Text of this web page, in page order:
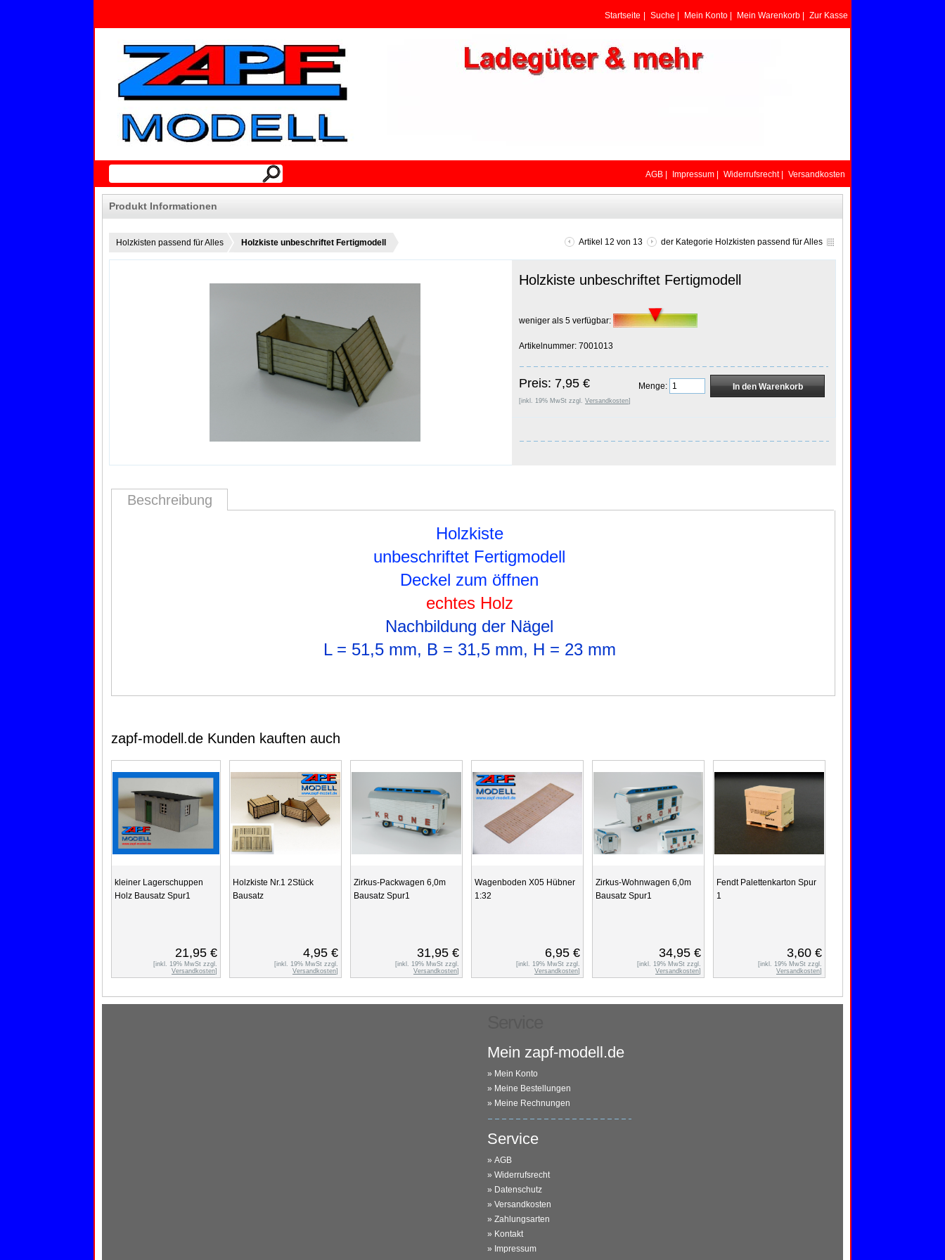
Startseite Suche Mein Konto Mein Warenkorb Zur Kasse
AGB Impressum Widerrufsrecht| Versandkosten
Produkt Informationen
Holzkisten passend für Alles Holzkiste unbeschriftet Fertigmodell Artikel 12 von 13 der Kategorie Holzkisten passend für Alles
Holzkiste unbeschriftet Fertigmodell
weniger als 5 verfügbar:
Artikelnummer: 7001013
Preis: 7,95 €
[inkl. 19% MwSt zzgl. Versandkosten]
Menge:
Beschreibung
Holzkiste
unbeschriftet Fertigmodell
Deckel zum öffnen
echtes Holz
Nachbildung der Nägel
L = 51,5 mm, B = 31,5 mm, H = 23 mm
zapf-modell.de Kunden kauften auch
kleiner Lagerschuppen
Holz Bausatz Spur1
21,95 €
[inkl. 19% MwSt zzgl.
Versandkosten]
Holzkiste Nr.1 2Stück
Bausatz
4,95 €
[inkl. 19% MwSt zzgl.
Versandkosten]
Zirkus-Packwagen 6,0m
Bausatz Spur1
31,95 €
[inkl. 19% MwSt zzgl.
Versandkosten]
Wagenboden X05 Hübner
1:32
6,95 €
[inkl. 19% MwSt zzgl.
Versandkosten]
Zirkus-Wohnwagen 6,0m
Bausatz Spur1
34,95 €
[inkl. 19% MwSt zzgl.
Versandkosten]
Fendt Palettenkarton Spur
1
3,60 €
[inkl. 19% MwSt zzgl.
Versandkosten]
Mein zapf-modell.de
» Mein Konto
» Meine Bestellungen
» Meine Rechnungen
Service
» AGB
» Widerrufsrecht
» Datenschutz
» Versandkosten
» Zahlungsarten
» Kontakt
» Impressum